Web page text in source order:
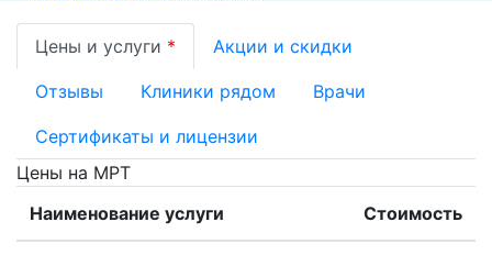
Цены и услуги * Акции и скидки
Отзывы Клиники рядом Врачи
Сертификаты и лицензии
Цены на МРТ
Наименование услуги
Стоимость